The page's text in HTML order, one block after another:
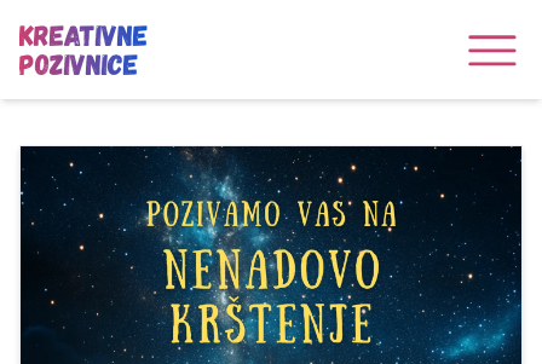
Kreativne
Pozivnice